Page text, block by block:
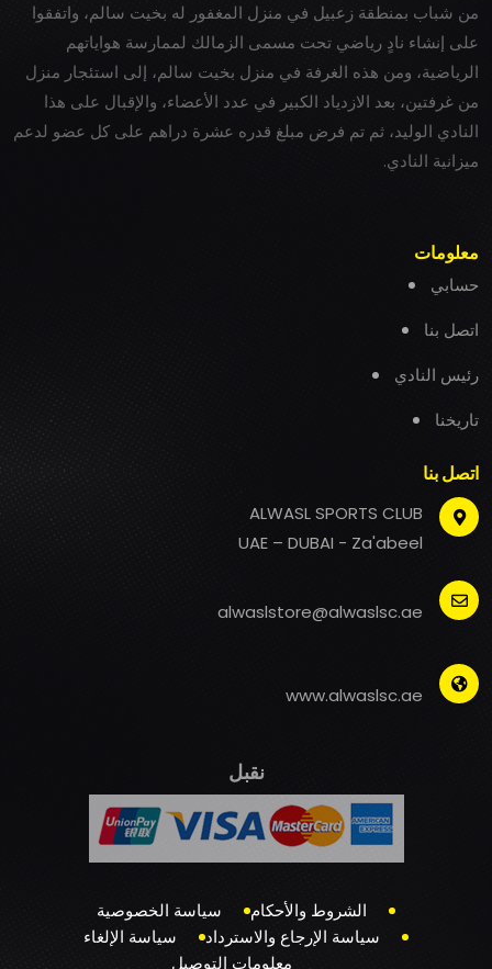
من شباب بمنطقة زعبيل في منزل المغفور له بخيت سالم، واتفقوا
على إنشاء نادٍ رياضي تحت مسمى الزمالك لممارسة هواياتهم
الرياضية، ومن هذه الغرفة في منزل بخيت سالم، إلى استئجار منزل
من غرفتين، بعد الازدياد الكبير في عدد الأعضاء، والإقبال على هذا
النادي الوليد، ثم تم فرض مبلغ قدره عشرة دراهم على كل عضو لدعم
ميزانية النادي.
معلومات
حسابي
اتصل بنا
رئيس النادي
تاريخنا
اتصل بنا
ALWASL SPORTS CLUB
UAE – DUBAI - Za'abeel
alwaslstore@alwaslsc.ae
www.alwaslsc.ae
نقبل
الشروط والأحكام
سياسة الخصوصية
سياسة الإرجاع والاسترداد
سياسة الإلغاء
معلومات التوصيل